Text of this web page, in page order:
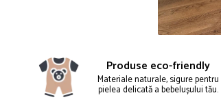
Produse eco-friendly
Materiale naturale, sigure pentru
pielea delicată a bebelușului tău.